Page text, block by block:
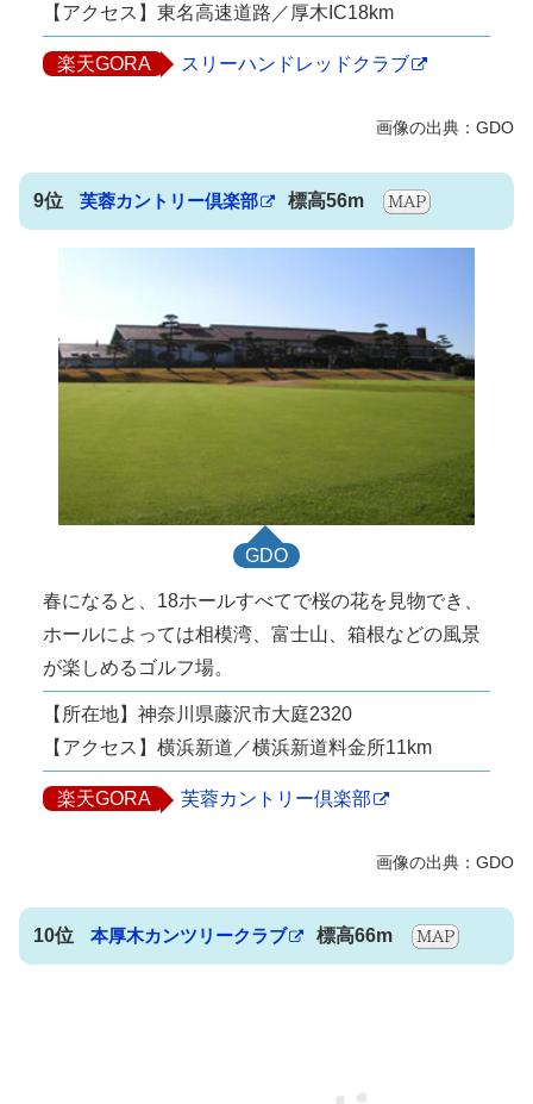
【アクセス】東名高速道路／厚木IC18km
楽天GORA スリーハンドレッドクラブ
9位 芙蓉カントリー倶楽部 標高56m
GDO
春になると、18ホールすべてで桜の花を見物でき、
ホールによっては相模湾、富士山、箱根などの風景
が楽しめるゴルフ場。
【所在地】神奈川県藤沢市大庭2320
【アクセス】横浜新道／横浜新道料金所11km
楽天GORA 芙蓉カントリー倶楽部
10位 本厚木カンツリークラブ 標高66m